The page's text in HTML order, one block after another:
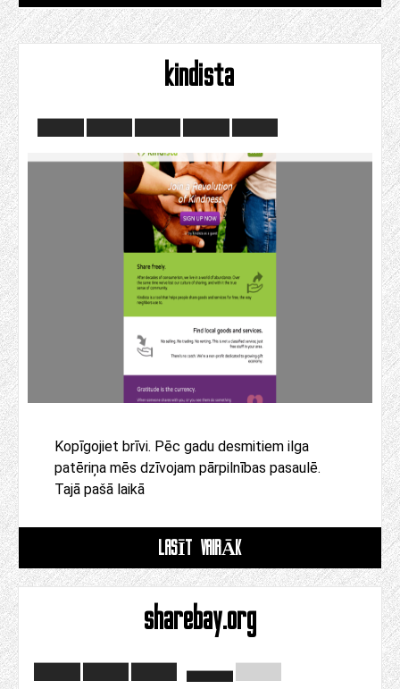
kindista
Kopīgojiet brīvi. Pēc gadu desmitiem ilga
patēriņa mēs dzīvojam pārpilnības pasaulē.
Tajā pašā laikā
LASĪT VAIRĀK
sharebay.org